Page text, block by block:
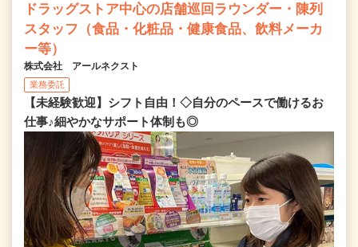
ドラッグストア中心の店舗巡回ラウンダー・陳列
スタッフ（食品・化粧品・健康食品、飲料メーカ
ー等）
株式会社 アールネクスト
業務委託
【未経験歓迎】シフト自由！◇自分のペースで働けるお
仕事♪細やかなサポート体制も◎